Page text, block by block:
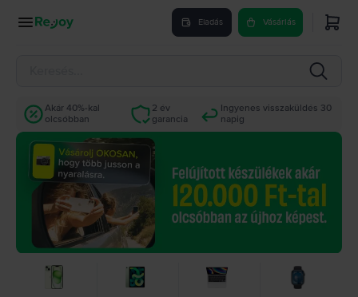
Eladás Vásárlás
Akár 40%-kal
olcsóbban
2 év
garancia
Ingyenes visszaküldés 30
napig